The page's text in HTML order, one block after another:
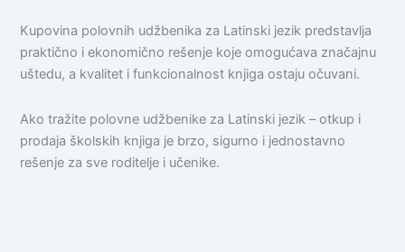
Kupovina polovnih udžbenika za Latinski jezik predstavlja
praktično i ekonomično rešenje koje omogućava značajnu
uštedu, a kvalitet i funkcionalnost knjiga ostaju očuvani.
Ako tražite polovne udžbenike za Latinski jezik – otkup i
prodaja školskih knjiga je brzo, sigurno i jednostavno
rešenje za sve roditelje i učenike.